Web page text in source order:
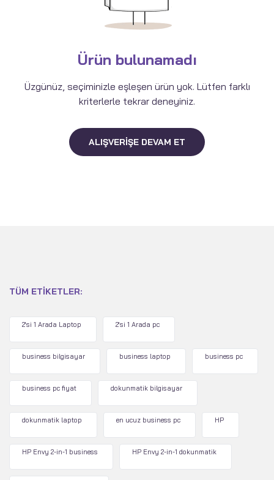
Ürün bulunamadı
Üzgünüz, seçiminizle eşleşen ürün yok. Lütfen farklı
kriterlerle tekrar deneyiniz.
ALIŞVERIŞE DEVAM ET
TÜM ETIKETLER:
2'si 1 Arada Laptop 2'si 1 Arada pc
business bilgisayar business laptop business pc
business pc fiyat dokunmatik bilgisayar
dokunmatik laptop en ucuz business pc HP
HP Envy 2-in-1 business HP Envy 2-in-1 dokunmatik